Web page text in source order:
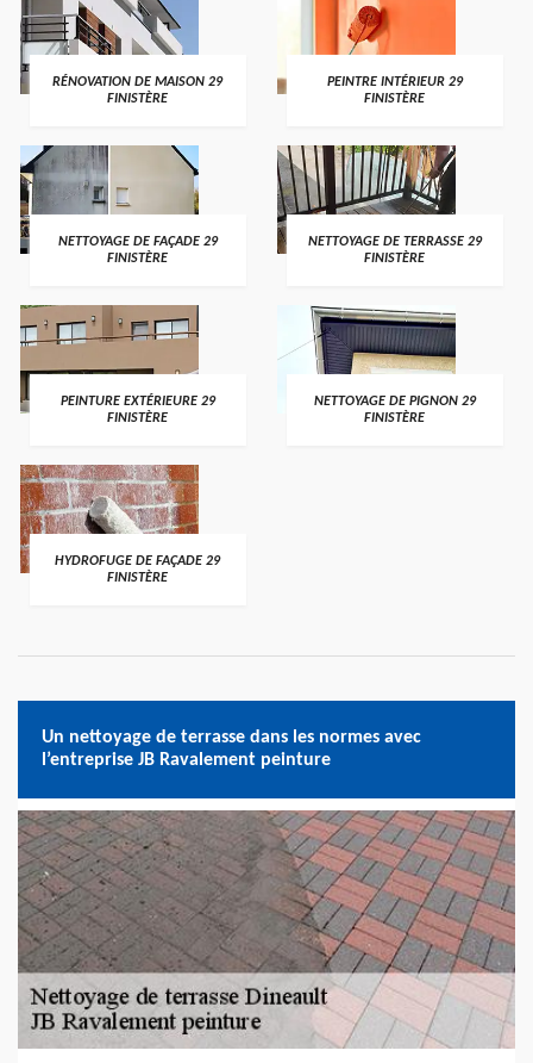
RÉNOVATION DE MAISON 29
FINISTÈRE
PEINTRE INTÉRIEUR 29
FINISTÈRE
NETTOYAGE DE FAÇADE 29
FINISTÈRE
NETTOYAGE DE TERRASSE 29
FINISTÈRE
PEINTURE EXTÉRIEURE 29
FINISTÈRE
NETTOYAGE DE PIGNON 29
FINISTÈRE
HYDROFUGE DE FAÇADE 29
FINISTÈRE
Un nettoyage de terrasse dans les normes avec
l’entreprise JB Ravalement peinture